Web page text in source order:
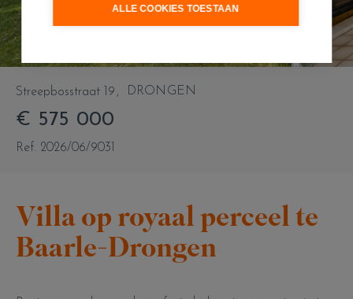
DRONGEN
Streepbosstraat 19
€ 575 000
Ref. 2026/06/9031
Villa op royaal perceel te
Baarle-Drongen
ALLE COOKIES TOESTAAN